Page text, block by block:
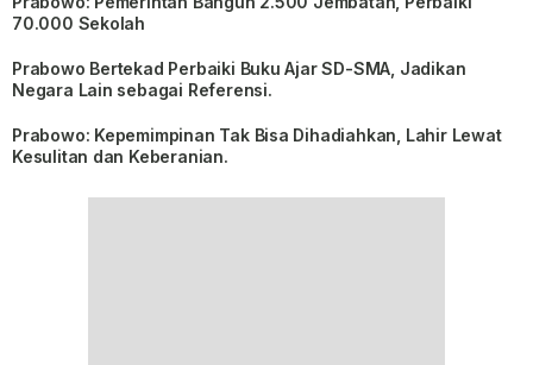
70.000 Sekolah
Prabowo Bertekad Perbaiki Buku Ajar SD-SMA, Jadikan
Negara Lain sebagai Referensi.
Prabowo: Kepemimpinan Tak Bisa Dihadiahkan, Lahir Lewat
Kesulitan dan Keberanian.